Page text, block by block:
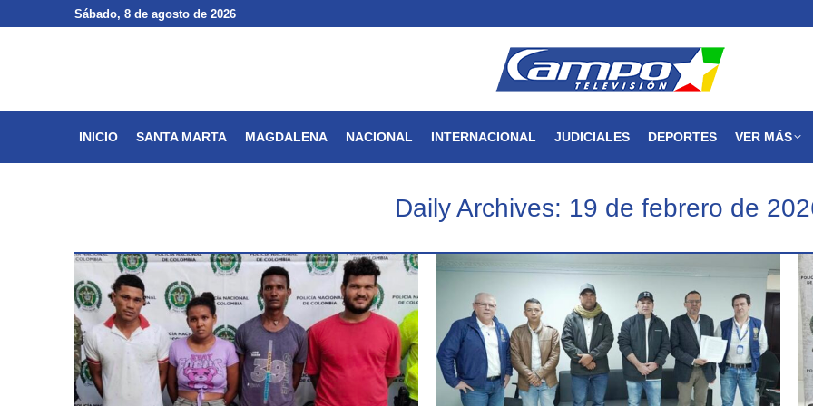
Sábado, 8 de agosto de 2026
INICIO SANTA MARTA MAGDALENA NACIONAL INTERNACIONAL JUDICIALES DEPORTES VER MÁS
Daily Archives: 19 de febrero de
Sábado, 8 de agosto de 2026
NACIONAL INTERNACIONAL